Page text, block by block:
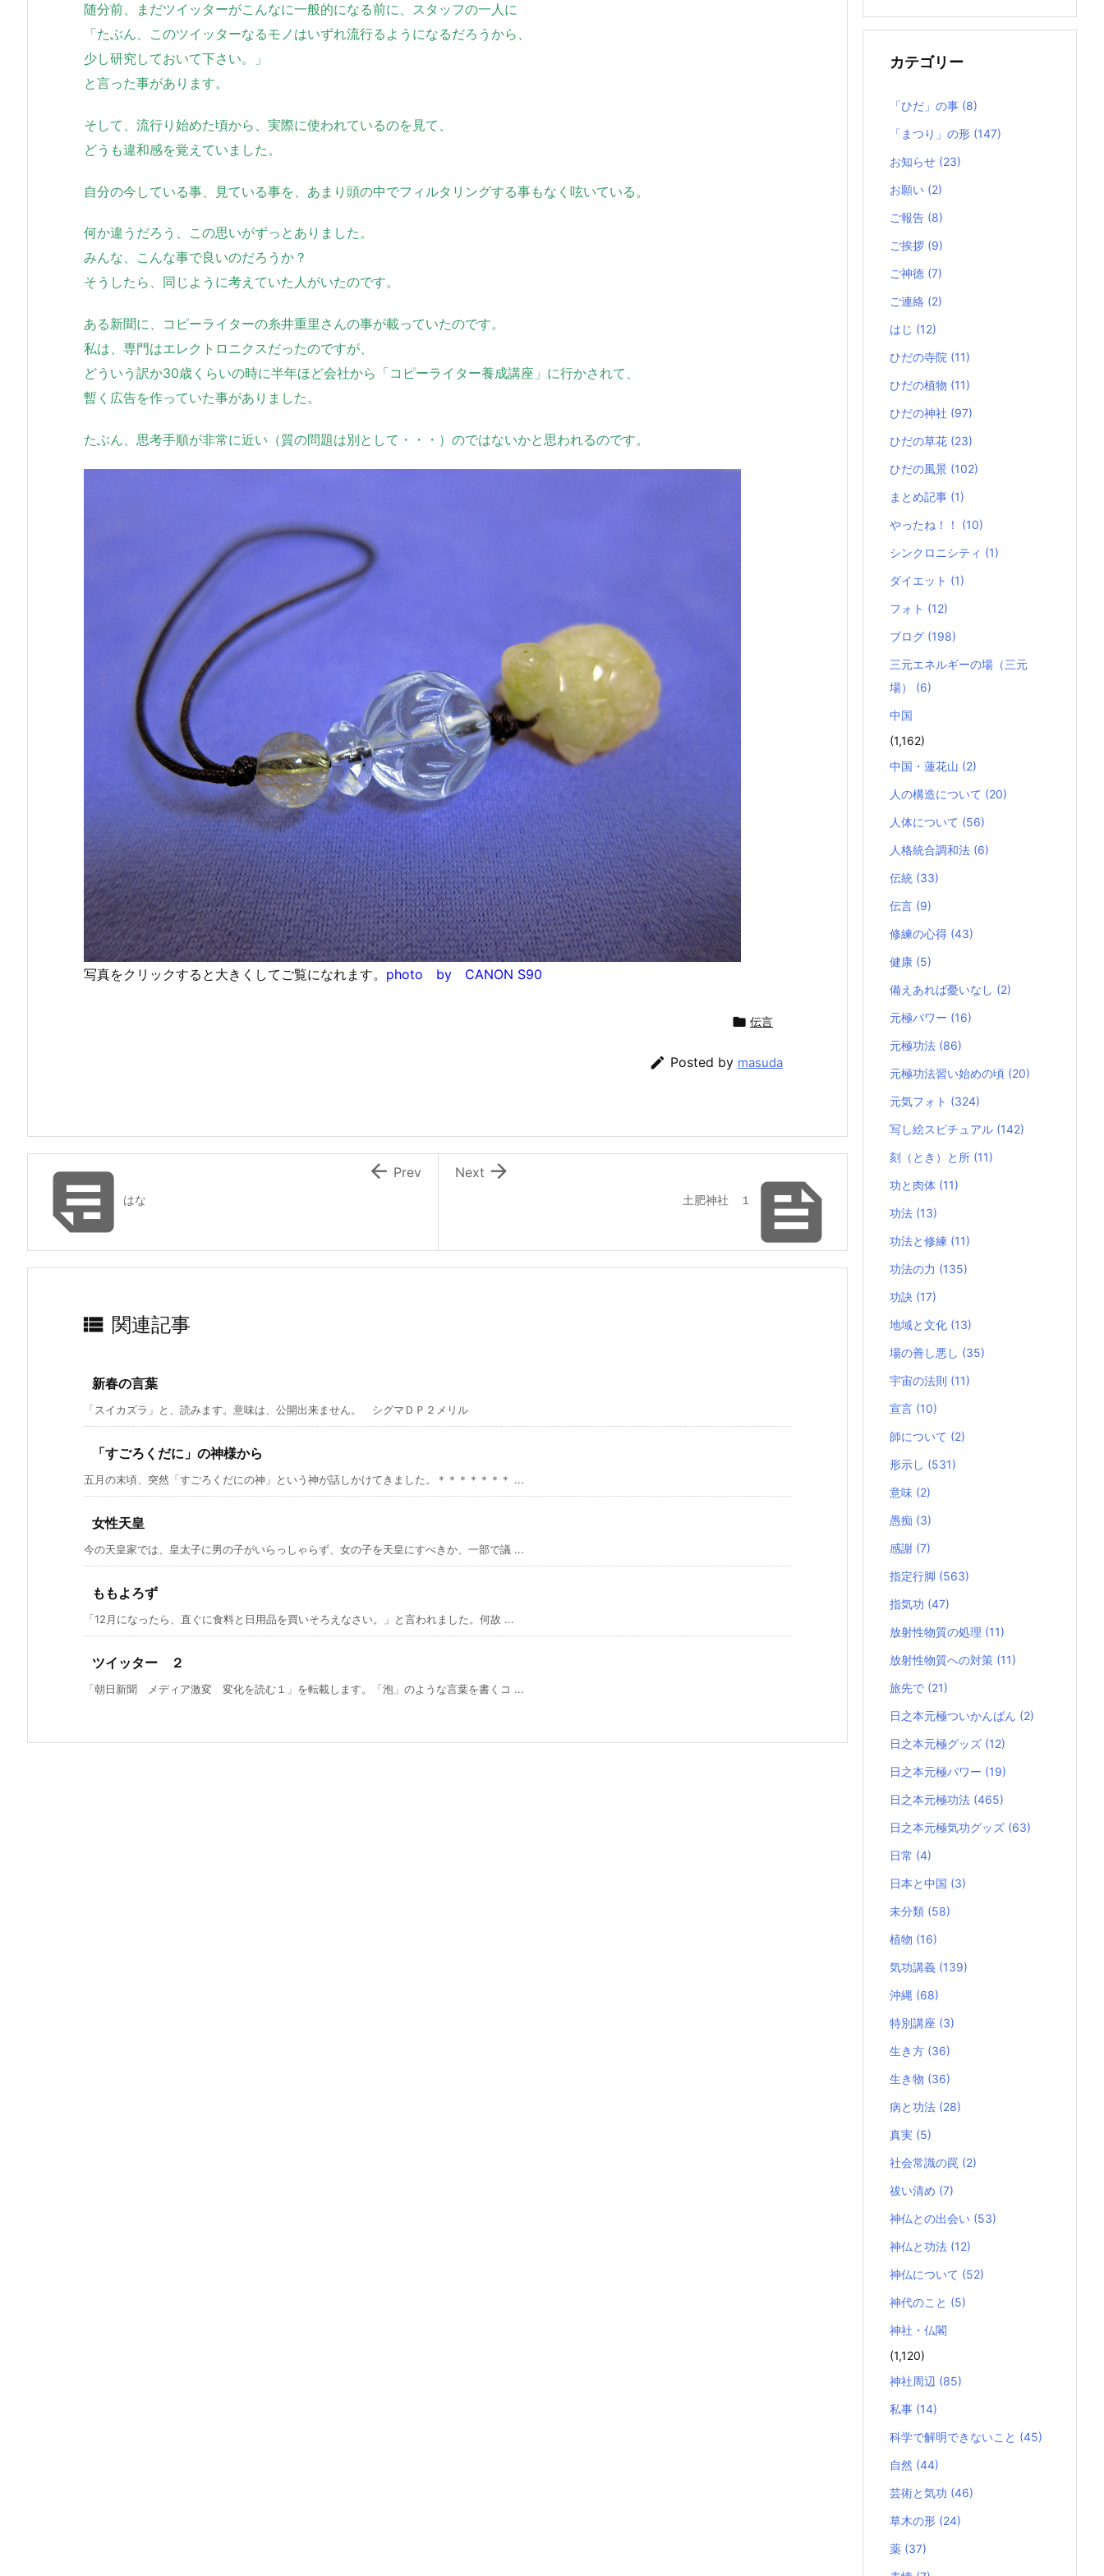
随分前、まだツイッターがこんなに一般的になる前に、スタッフの一人に
「たぶん、このツイッターなるモノはいずれ流行るようになるだろうから、
少し研究しておいて下さい。」
と言った事があります。
そして、流行り始めた頃から、実際に使われているのを見て、
どうも違和感を覚えていました。
自分の今している事、見ている事を、あまり頭の中でフィルタリングする事もなく呟いている。
何か違うだろう、この思いがずっとありました。
みんな、こんな事で良いのだろうか？
そうしたら、同じように考えていた人がいたのです。
ある新聞に、コピーライターの糸井重里さんの事が載っていたのです。
私は、専門はエレクトロニクスだったのですが、
どういう訳か30歳くらいの時に半年ほど会社から「コピーライター養成講座」に行かされて、
暫く広告を作っていた事がありました。
たぶん、思考手順が非常に近い（質の問題は別として・・・）のではないかと思われるのです。
写真をクリックすると大きくしてご覧になれます。 photo by CANON S90
 伝言
 Posted by masuda

土肥神社 １

Next
はな
 Prev
 関連記事
新春の言葉
「スイカズラ」と、読みます。意味は、公開出来ません。 シグマＤＰ２メリル
「すごろくだに」の神様から
五月の末頃、突然「すごろくだにの神」という神が話しかけてきました。＊＊＊＊＊＊＊ ...
女性天皇
今の天皇家では、皇太子に男の子がいらっしゃらず、女の子を天皇にすべきか、一部で議 ...
ももよろず
「12月になったら、直ぐに食料と日用品を買いそろえなさい。」と言われました。何故 ...
ツイッター ２
「朝日新聞 メディア激変 変化を読む１」を転載します。「泡」のような言葉を書くコ ...
記
カテゴリー
「ひだ」の事 (8)
「まつり」の形 (147)
お知らせ (23)
お願い (2)
ご報告 (8)
ご挨拶 (9)
ご神徳 (7)
ご連絡 (2)
はじ (12)
ひだの寺院 (11)
ひだの植物 (11)
ひだの神社 (97)
ひだの草花 (23)
ひだの風景 (102)
まとめ記事 (1)
やったね！！ (10)
シンクロニシティ (1)
ダイエット (1)
フォト (12)
ブログ (198)
三元エネルギーの場（三元
場） (6)
中国
(1,162)
中国・蓮花山 (2)
人の構造について (20)
人体について (56)
人格統合調和法 (6)
伝統 (33)
伝言 (9)
修練の心得 (43)
健康 (5)
備えあれば憂いなし (2)
元極パワー (16)
元極功法 (86)
元極功法習い始めの頃 (20)
元気フォト (324)
写し絵スピチュアル (142)
刻（とき）と所 (11)
功と肉体 (11)
功法 (13)
功法と修練 (11)
功法の力 (135)
功訣 (17)
地域と文化 (13)
場の善し悪し (35)
宇宙の法則 (11)
宣言 (10)
師について (2)
形示し (531)
意味 (2)
愚痴 (3)
感謝 (7)
指定行脚 (563)
指気功 (47)
放射性物質の処理 (11)
放射性物質への対策 (11)
旅先で (21)
日之本元極ついかんばん (2)
日之本元極グッズ (12)
日之本元極パワー (19)
日之本元極功法 (465)
日之本元極気功グッズ (63)
日常 (4)
日本と中国 (3)
未分類 (58)
植物 (16)
気功講義 (139)
沖縄 (68)
特別講座 (3)
生き方 (36)
生き物 (36)
病と功法 (28)
真実 (5)
社会常識の罠 (2)
祓い清め (7)
神仏との出会い (53)
神仏と功法 (12)
神仏について (52)
神代のこと (5)
神社・仏閣
(1,120)
神社周辺 (85)
私事 (14)
科学で解明できないこと (45)
自然 (44)
芸術と気功 (46)
草木の形 (24)
薬 (37)